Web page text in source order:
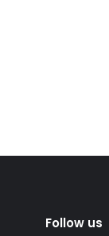
Follow us